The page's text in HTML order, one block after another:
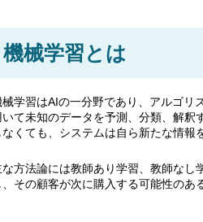
機械学習とは
械学習はAIの一分野であり、アルゴリ
いて未知のデータを予測、分類、解
なくても、システムは自ら新たな情報
な方法論には教師あり学習、教師なし
、その顧客が次に購入する可能性のあ